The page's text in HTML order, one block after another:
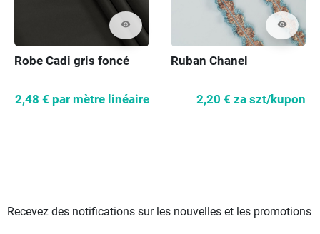
visibility
Robe Cadi gris foncé
2,48 € par mètre linéaire
visibility
Ruban Chanel
2,20 € za szt/kupon
Recevez des notifications sur les nouvelles et les promotions